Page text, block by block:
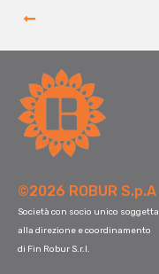
©2026 ROBUR S.p.A
Società con socio unico soggetta
alla direzione e coordinamento
di Fin Robur S.r.l.